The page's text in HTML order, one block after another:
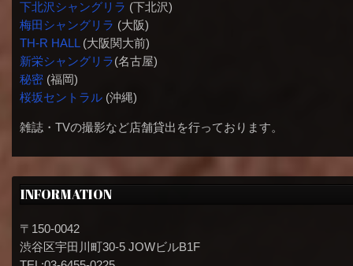
下北沢シャングリラ (下北沢)
梅田シャングリラ (大阪)
TH-R HALL(大阪関大前)
新栄シャングリラ(名古屋)
秘密(福岡)
桜坂セントラル(沖縄)
雑誌・TVの撮影など店舗貸出を行っております。
INFORMATION
〒150-0042
渋谷区宇田川町30-5 JOWビルB1F